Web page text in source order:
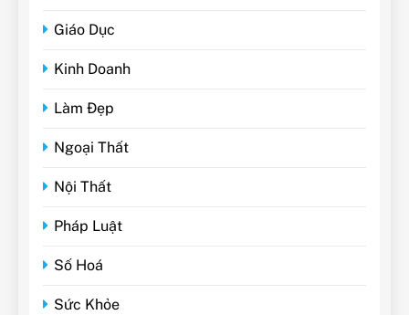
Giáo Dục
Kinh Doanh
Làm Đẹp
Ngoại Thất
Nội Thất
Pháp Luật
Số Hoá
Sức Khỏe